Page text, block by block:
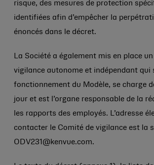
risque, des mesures de protection
identifiées afin d’empêcher la
énoncés dans le décret.
La Société a également mis en place
vigilance autonome et indépendant qui
fonctionnement du Modèle, se charge
jour et est l’organe responsable de la
les rapports des employés. L’adresse
contacter le Comité de vigilance est la
ODV231@kenvue.com.